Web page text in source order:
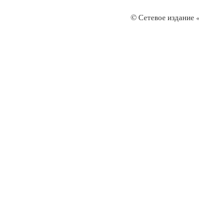
© Сетевое